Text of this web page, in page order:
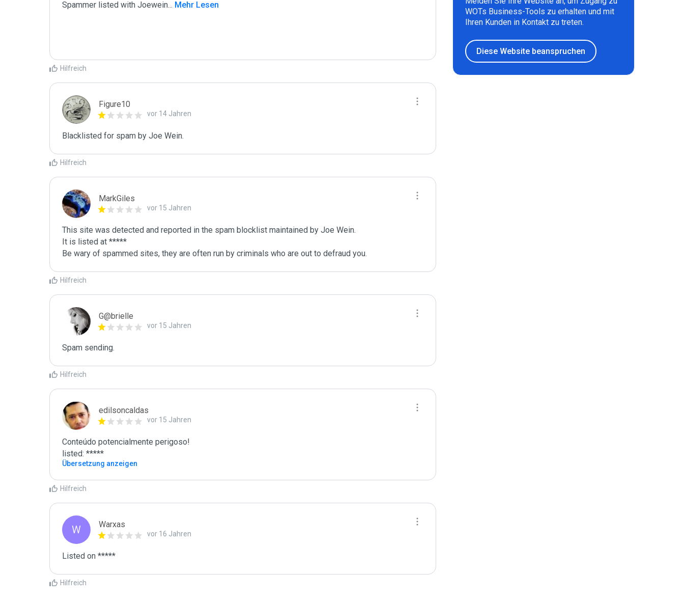
Spammer listed with Joewein ... Mehr Lesen
Hilfreich
Figure10
vor 14 Jahren
Blacklisted for spam by Joe Wein.
Hilfreich
MarkGiles
vor 15 Jahren
This site was detected and reported in the spam blocklist maintained by Joe Wein.
It is listed at *****
Be wary of spammed sites, they are often run by criminals who are out to defraud you.
Hilfreich
G@brielle
vor 15 Jahren
Spam sending.
Hilfreich
edilsoncaldas
vor 15 Jahren
Conteúdo potencialmente perigoso!
listed: *****
Übersetzung anzeigen
Hilfreich
W Warxas
vor 16 Jahren
Listed on *****
Hilfreich
WOTs Business-Tools zu erhalten und mit
Ihren Kunden in Kontakt zu treten.
Diese Website beanspruchen